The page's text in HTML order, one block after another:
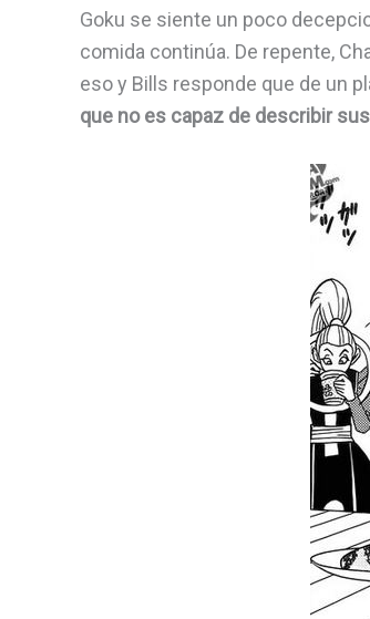
Goku se siente un poco
comida continúa. De repente,
eso y Bills responde que de un
que no es capaz de describir